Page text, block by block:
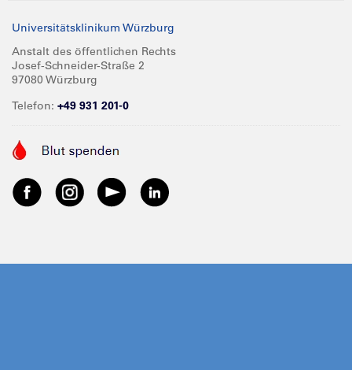
Universitätsklinikum Würzburg
Anstalt des öffentlichen Rechts
Josef-Schneider-Straße 2
97080 Würzburg
Telefon: +49 931 201-0